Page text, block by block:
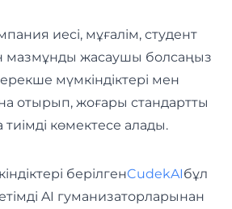
иесі, мұғалім, студент
мазмұнды жасаушы болсаңыз
мүмкіндіктері мен
отырып, жоғары стандартты
көмектесе алады.
берілгенCudekAIбұл
AI гуманизаторларынан